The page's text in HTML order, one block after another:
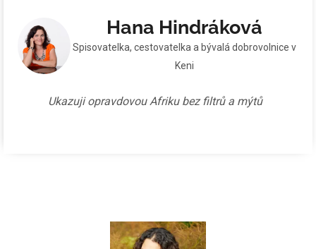
Hana Hindráková
Spisovatelka, cestovatelka a bývalá dobrovolnice v
Keni
Ukazuji opravdovou Afriku bez filtrů a mýtů